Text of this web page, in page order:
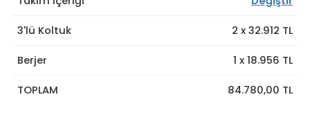
3'lü Koltuk 2 x 32.912 TL
Berjer 1 x 18.956 TL
TOPLAM 84.780,00 TL